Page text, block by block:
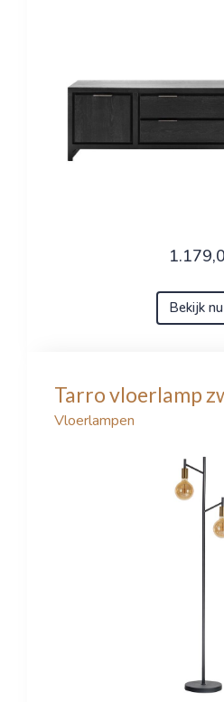
Bekijk nu
Tarro vloerlamp
Vloerlampen